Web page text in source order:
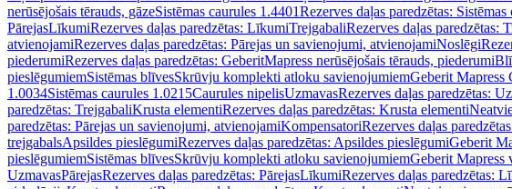
nerūsējošais tērauds, gāzeSistēmas caurules 1.4401Rezerves daļas paredzētas: Sistēmas
PārejasLīkumiRezerves daļas paredzētas: LīkumiTrejgabaliRezerves daļas paredzētas:
atvienojamiRezerves daļas paredzētas: Pārejas un savienojumi, atvienojamiNoslēgi
piederumiRezerves daļas paredzētas: GeberitMapress nerūsējošais tērauds, piederumi
pieslēgumiemSistēmas blīvesSkrūvju komplekti atloku savienojumiemGeberit Mapress
1.0034Sistēmas caurules 1.0215Caurules nipelisUzmavasRezerves daļas paredzētas:
paredzētas: TrejgabaliKrusta elementiRezerves daļas paredzētas: Krusta elementi
paredzētas: Pārejas un savienojumi, atvienojamiKompensatoriRezerves daļas
trejgabalsApsildes pieslēgumiRezerves daļas paredzētas: Apsildes pieslēgumiGeberit
pieslēgumiemSistēmas blīvesSkrūvju komplekti atloku savienojumiemGeberit Mapress
UzmavasPārejasRezerves daļas paredzētas: PārejasLīkumiRezerves daļas paredzētas: